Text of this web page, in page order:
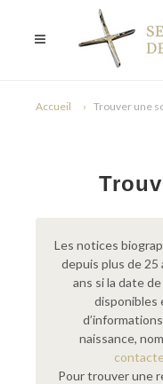
Accueil Trouver une
Les notices
depuis plus de 25
ans si la date
disponibles
naissance,
Pour trouver une